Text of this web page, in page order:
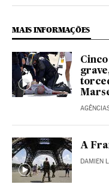
MAIS INFORMAÇÕES
A
DAMIEN